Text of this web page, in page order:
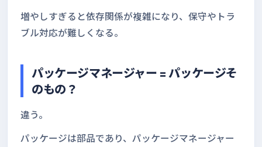
増やしすぎると依存関係が複雑になり、保守やトラ
ブル対応が難しくなる。
パッケージマネージャー = パッケージそ
のもの？
違う。
パッケージは部品であり、パッケージマネージャー